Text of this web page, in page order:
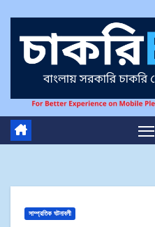
সাম্প্রতিক ঘটনাবলী